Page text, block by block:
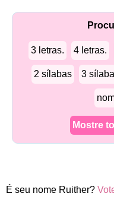
3 letras. 4 letras.
2 sílabas 3
Mostre
É seu nome Ruither?